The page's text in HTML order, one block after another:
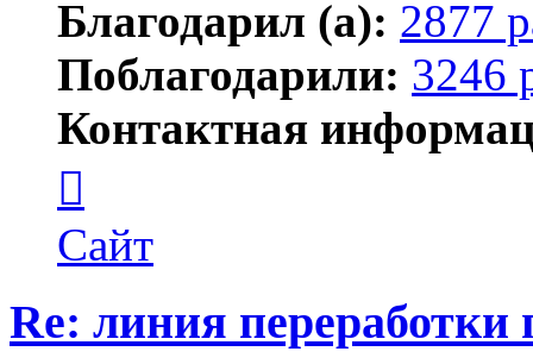
Благодарил (а): 2877
Поблагодарили: 3246
Контактная
пользователя
Maks42
Сайт
Re: линия